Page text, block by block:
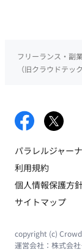
フリーランス・副
（旧クラウドテック
パラレルジャー
利用規約
個人情報保護方
サイトマップ
copyright (c)
運営会社： 株式会